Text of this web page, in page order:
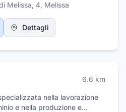
Melissa, 4, Melissa
Dettagli
6.6 km
nella lavorazione
e nella produzione e